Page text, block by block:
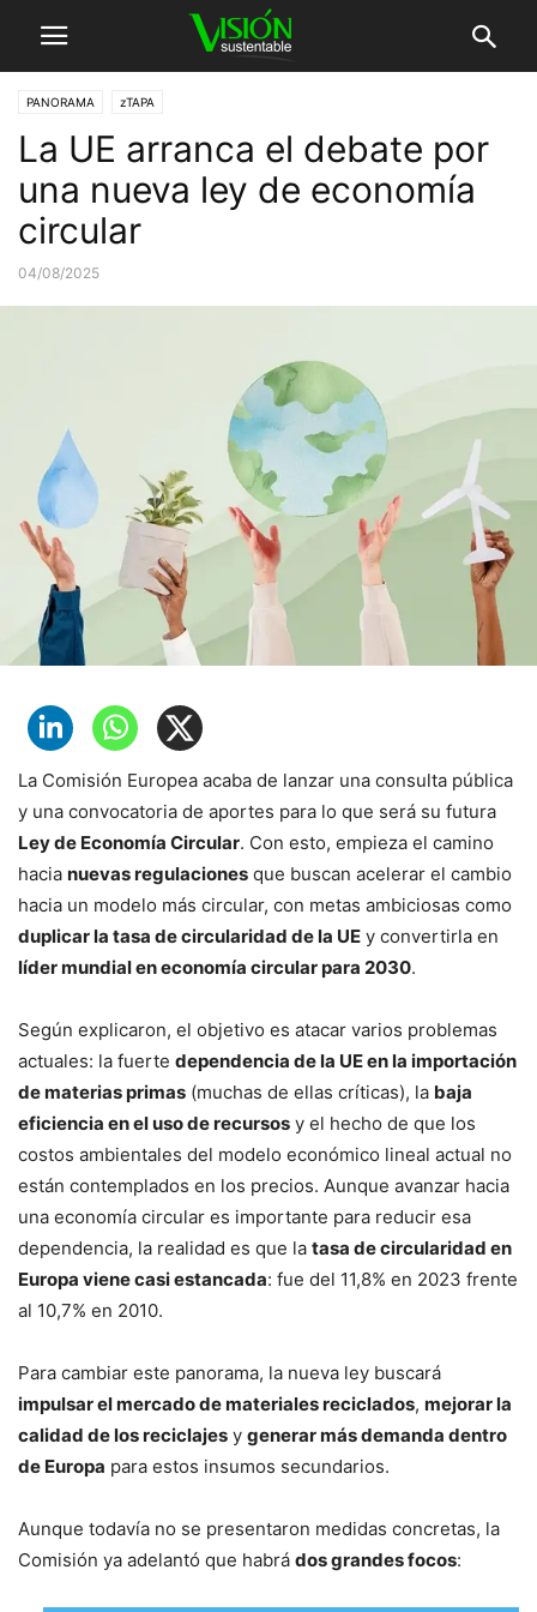
PANORAMA zTAPA
La UE arranca el debate por
una nueva ley de economía
circular
04/08/2025
La Comisión Europea acaba de lanzar una consulta pública
y una convocatoria de aportes para lo que será su futura
Ley de Economía Circular. Con esto, empieza el camino
hacia nuevas regulaciones que buscan acelerar el cambio
hacia un modelo más circular, con metas ambiciosas como
duplicar la tasa de circularidad de la UE y convertirla en
líder mundial en economía circular para 2030.
Según explicaron, el objetivo es atacar varios problemas
actuales: la fuerte dependencia de la UE en la importación
de materias primas (muchas de ellas críticas), la baja
eficiencia en el uso de recursos y el hecho de que los
costos ambientales del modelo económico lineal actual no
están contemplados en los precios. Aunque avanzar hacia
una economía circular es importante para reducir esa
dependencia, la realidad es que la tasa de circularidad en
Europa viene casi estancada: fue del 11,8% en 2023 frente
al 10,7% en 2010.
Para cambiar este panorama, la nueva ley buscará
impulsar el mercado de materiales reciclados, mejorar la
calidad de los reciclajes y generar más demanda dentro
de Europa para estos insumos secundarios.
Aunque todavía no se presentaron medidas concretas, la
Comisión ya adelantó que habrá dos grandes focos: